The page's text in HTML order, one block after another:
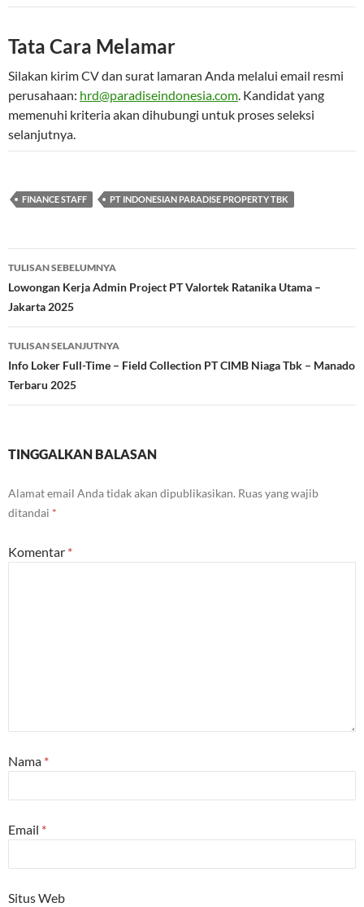
Tata Cara Melamar
Silakan kirim CV dan surat lamaran Anda melalui email resmi
perusahaan: hrd@paradiseindonesia.com. Kandidat yang
memenuhi kriteria akan dihubungi untuk proses seleksi
selanjutnya.
FINANCE STAFF PT INDONESIAN PARADISE PROPERTY TBK
Navigasi
Tulisan
TULISAN SEBELUMNYA
Lowongan Kerja Admin Project PT Valortek Ratanika Utama –
Jakarta 2025
TULISAN SELANJUTNYA
Info Loker Full-Time – Field Collection PT CIMB Niaga Tbk – Manado
Terbaru 2025
TINGGALKAN BALASAN
Alamat email Anda tidak akan dipublikasikan. Ruas yang wajib
ditandai *
Komentar *
Nama *
Email *
Situs Web